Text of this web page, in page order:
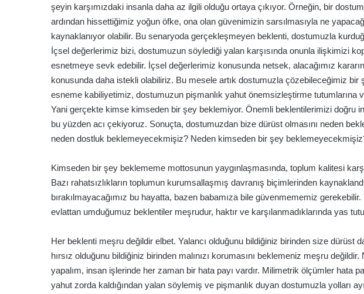
şeyin karşımızdaki insanla daha az ilgili olduğu ortaya çıkıyor. Örneğin, bir
ardından hissettiğimiz yoğun öfke, ona olan güvenimizin sarsılmasıyla ne
kaynaklanıyor olabilir. Bu senaryoda gerçekleşmeyen beklenti, dostumuzla
İçsel değerlerimiz bizi, dostumuzun söylediği yalan karşısında onunla ilişkimizi
esnetmeye sevk edebilir. İçsel değerlerimiz konusunda netsek, alacağımız
konusunda daha istekli olabiliriz. Bu mesele artık dostumuzla çözebileceğimiz bir
esneme kabiliyetimiz, dostumuzun pişmanlık yahut önemsizleştirme tutumlarına
Yani gerçekte kimse kimseden bir şey beklemiyor. Önemli beklentilerimizi doğru
bu yüzden acı çekiyoruz. Sonuçta, dostumuzdan bize dürüst olmasını neden
neden dostluk beklemeyecekmişiz? Neden kimseden bir şey
Kimseden bir şey beklememe mottosunun yaygınlaşmasında, toplum kalitesi
Bazı rahatsızlıkların toplumun kurumsallaşmış davranış biçimlerinden
bırakılmayacağımız bu hayatta, bazen babamıza bile güvenmememiz
evlattan umduğumuz beklentiler meşrudur, haktır ve karşılanmadıklarında yas
Her beklenti meşru değildir elbet. Yalancı olduğunu bildiğiniz birinden size dürüst
hırsız olduğunu bildiğiniz birinden malınızı korumasını beklemeniz meşru
yapalım, insan işlerinde her zaman bir hata payı vardır. Milimetrik ölçümler hata
yahut zorda kaldığından yalan söylemiş ve pişmanlık duyan dostumuzla yolları